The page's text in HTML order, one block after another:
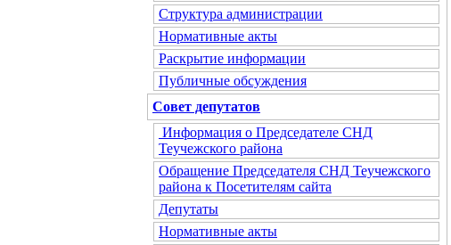
Структура администрации
Нормативные акты
Раскрытие информации
Публичные обсуждения
Совет депутатов
Информация о Председателе СНД
Теучежского района
Обращение Председателя СНД Теучежского
района к Посетителям сайта
Депутаты
Нормативные акты